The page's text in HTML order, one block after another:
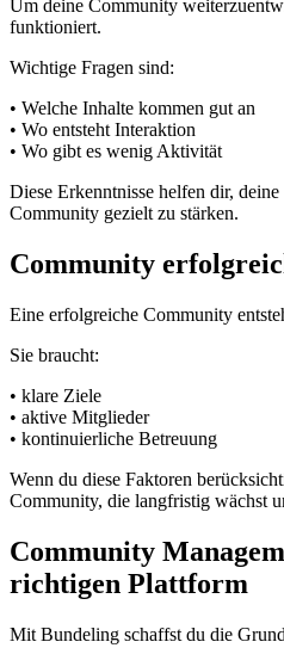
Um deine Community
funktioniert.
Wichtige Fragen sind:
• Welche Inhalte kommen gut an
• Wo entsteht Interaktion
• Wo gibt es wenig Aktivität
Diese Erkenntnisse helfen dir,
Community gezielt zu stärken.
Community
Eine erfolgreiche Community
Sie braucht:
• klare Ziele
• aktive Mitglieder
• kontinuierliche Betreuung
Wenn du diese Faktoren
Community, die langfristig wächst
Community
richtigen Plattform
Mit Bundeling schaffst du die